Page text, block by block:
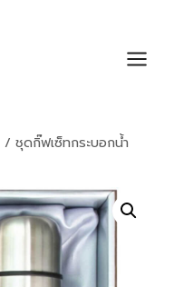
/ ชุดกิ๊ฟเซ็ทกระบอกน้ำ